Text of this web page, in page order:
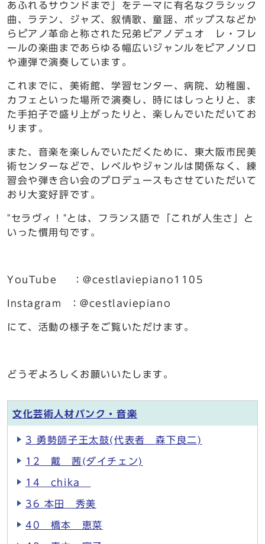
あふれるサウンドまで」をテーマに有名なクラシック
曲、ラテン、ジャズ、叙情歌、童謡、ポップスなどか
らピアノ革命と称された兄弟ピアノデュオ レ・フレ
ールの楽曲まであらゆる幅広いジャンルをピアノソロ
や連弾で演奏しています。
これまでに、美術館、学習センター、病院、幼稚園、
カフェといった場所で演奏し、時にはしっとりと、ま
た手拍子で盛り上がったりと、楽しんでいただいてお
ります。
また、音楽を楽しんでいただくために、東大阪市民美
術センターなどで、レベルやジャンルは関係なく、練
習会や弾き合い会のプロデュースもさせていただいて
おり大変好評です。
"セラヴィ！"とは、フランス語で「これが人生さ」と
いった慣用句です。
YouTube ：@cestlaviepiano1105
Instagram ：@cestlaviepiano
にて、活動の様子をご覧いただけます。
どうぞよろしくお願いいたします。
文化芸術人材バンク・音楽
3 勇勢師子王太鼓(代表者 森下良二)
12 戴 茜(ダイチェン)
14 chika
36 本田 秀美
40 橋本 恵菜